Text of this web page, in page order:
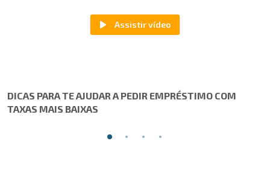
DICAS PARA TE AJUDAR A PEDIR EMPRÉSTIMO COM
TAXAS MAIS BAIXAS